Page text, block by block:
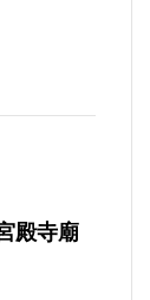
殿寺廟